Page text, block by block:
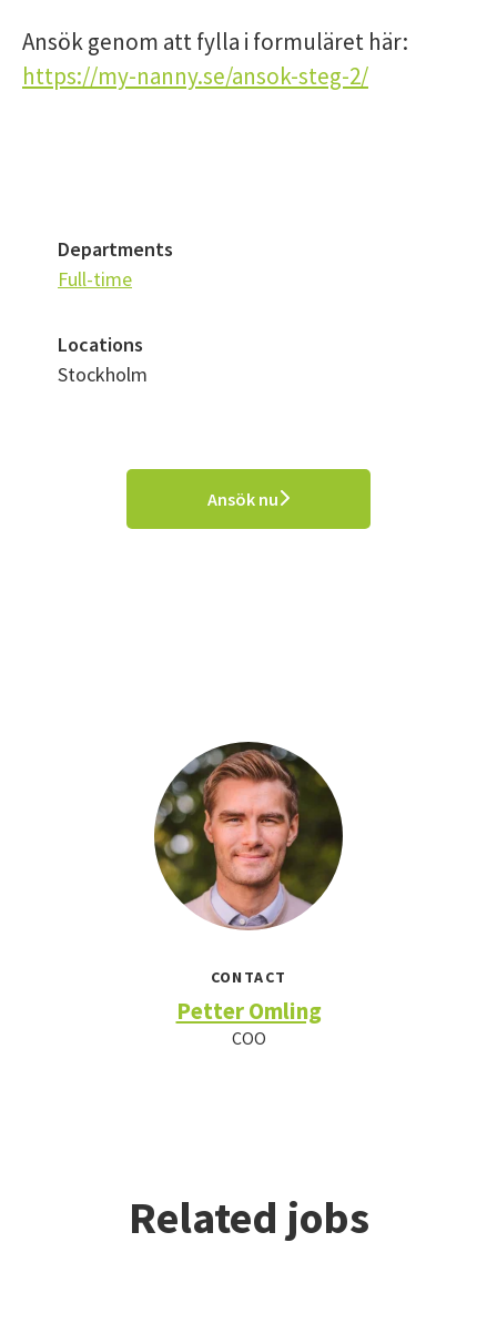
Ansök genom att fylla i formuläret här:
https://my-nanny.se/ansok-steg-2/
Departments
Full-time
Locations
Stockholm
Ansök nu
CONTACT
Petter Omling
COO
Related jobs